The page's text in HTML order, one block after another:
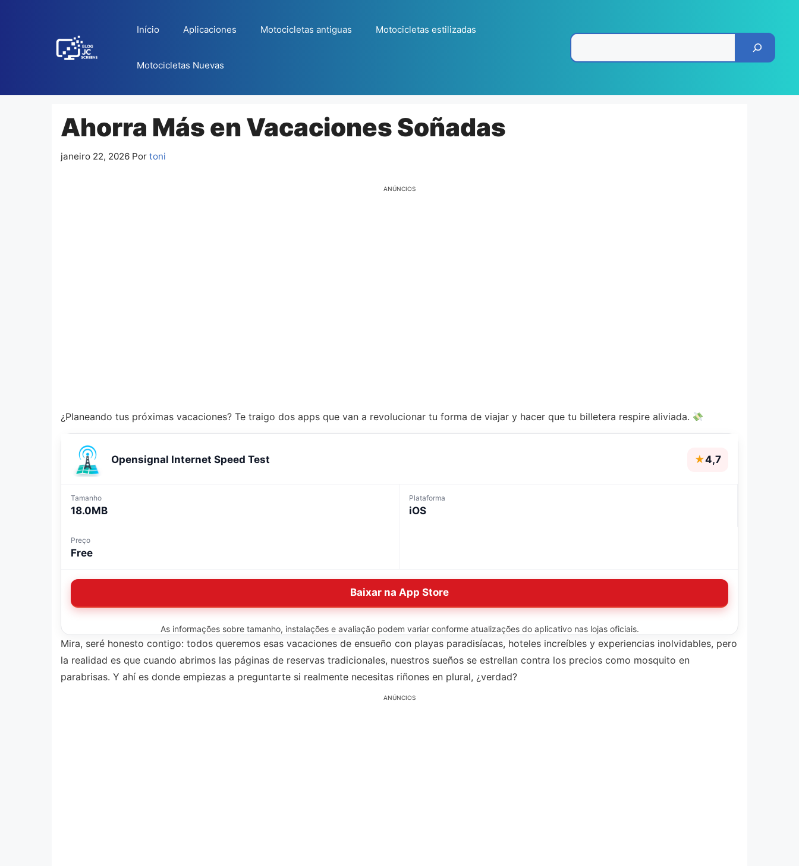
Início Aplicaciones Motocicletas antiguas Motocicletas estilizadas
Motocicletas Nuevas
Ahorra Más en Vacaciones Soñadas
janeiro 22, 2026 Por toni
ANÚNCIOS
¿Planeando tus próximas vacaciones? Te traigo dos apps que van a revolucionar tu forma de viajar y hacer que tu billetera respire aliviada.
Opensignal Internet Speed Test ★4,7
Tamanho
18.0MB
Plataforma
iOS
Preço
Free
Baixar na App Store
As informações sobre tamanho, instalações e avaliação podem variar conforme atualizações do aplicativo nas lojas oficiais.
Mira, seré honesto contigo: todos queremos esas vacaciones de ensueño con playas paradisíacas, hoteles increíbles y experiencias inolvidables, pero
la realidad es que cuando abrimos las páginas de reservas tradicionales, nuestros sueños se estrellan contra los precios como mosquito en
parabrisas. Y ahí es donde empiezas a preguntarte si realmente necesitas riñones en plural, ¿verdad?
ANÚNCIOS